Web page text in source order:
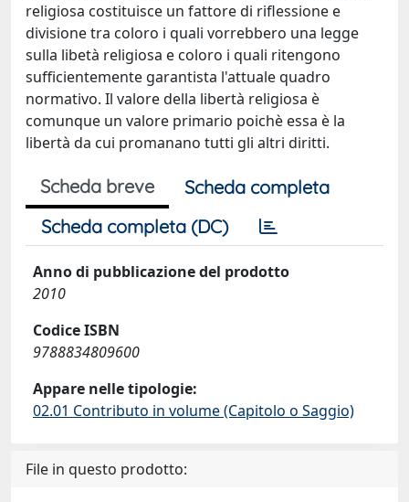
religiosa costituisce un fattore di riflessione e
divisione tra coloro i quali vorrebbero una legge
sulla libetà religiosa e coloro i quali ritengono
sufficientemente garantista l'attuale quadro
normativo. Il valore della libertà religiosa è
comunque un valore primario poichè essa è la
libertà da cui promanano tutti gli altri diritti.
Scheda breve
Scheda completa
Scheda completa (DC)
Anno di pubblicazione del prodotto
2010
Codice ISBN
9788834809600
Appare nelle tipologie:
02.01 Contributo in volume (Capitolo o Saggio)
File in questo prodotto: